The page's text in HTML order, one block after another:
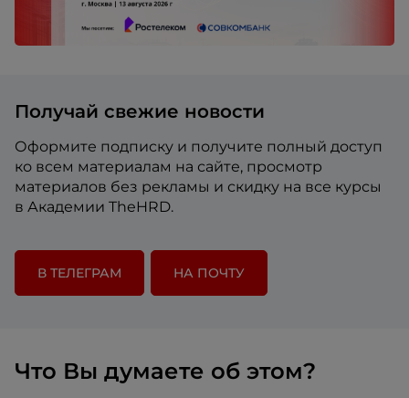
Получай свежие новости
Оформите подписку и получите полный доступ
ко всем материалам на сайте, просмотр
материалов без рекламы и скидку на все курсы
в Академии TheHRD.
В ТЕЛЕГРАМ НА ПОЧТУ
Что Вы думаете об этом?